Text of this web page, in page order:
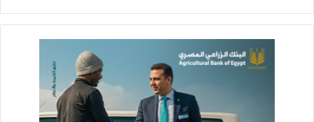
التكرير والبتروكيماويات، وكذلك التوسع فى استخدامات الغاز
بالإضافة إلى تقليل الفاتورة الاستيرادية من المنتجات البترولية،
وكذلك إطلاق بوابة التعدين الرقمية لجذب مزيد من الاستثمارات فى